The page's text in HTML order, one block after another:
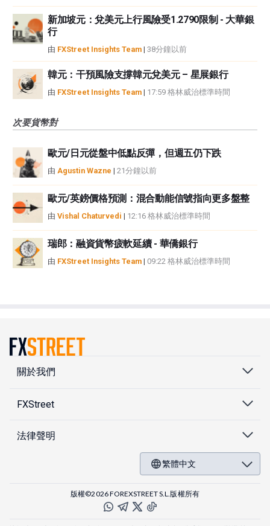
新加坡元：兌美元上行風險受1.2790限制 - 大華銀
行
由 FXStreet Insights Team | 38分鐘以前
韓元：干預風險支撐韓元兌美元 – 星展銀行
由 FXStreet Insights Team | 17:59 格林威治標準時間
次要貨幣對
歐元/日元從盤中低點反彈，但週五仍下跌
由 Agustin Wazne | 21分鐘以前
歐元/英鎊價格預測：混合動能信號指向更多盤整
由 Vishal Chaturvedi | 12:16 格林威治標準時間
瑞郎：融資貨幣疲軟延續 - 華僑銀行
由 FXStreet Insights Team | 09:22 格林威治標準時間
關於我們
FXStreet
法律聲明
繁體中文
版權©2026 FOREXSTREET S.L.版權所有